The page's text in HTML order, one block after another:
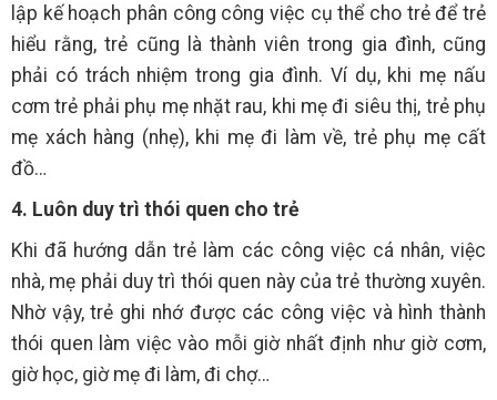
lập kế hoạch phân công công việc cụ thể cho trẻ để trẻ
hiểu rằng, trẻ cũng là thành viên trong gia đình, cũng
phải có trách nhiệm trong gia đình. Ví dụ, khi mẹ nấu
cơm trẻ phải phụ mẹ nhặt rau, khi mẹ đi siêu thị, trẻ phụ
mẹ xách hàng (nhẹ), khi mẹ đi làm về, trẻ phụ mẹ cất
đồ…
4. Luôn duy trì thói quen cho trẻ
Khi đã hướng dẫn trẻ làm các công việc cá nhân, việc
nhà, mẹ phải duy trì thói quen này của trẻ thường xuyên.
Nhờ vậy, trẻ ghi nhớ được các công việc và hình thành
thói quen làm việc vào mỗi giờ nhất định như giờ cơm,
giờ học, giờ mẹ đi làm, đi chợ…